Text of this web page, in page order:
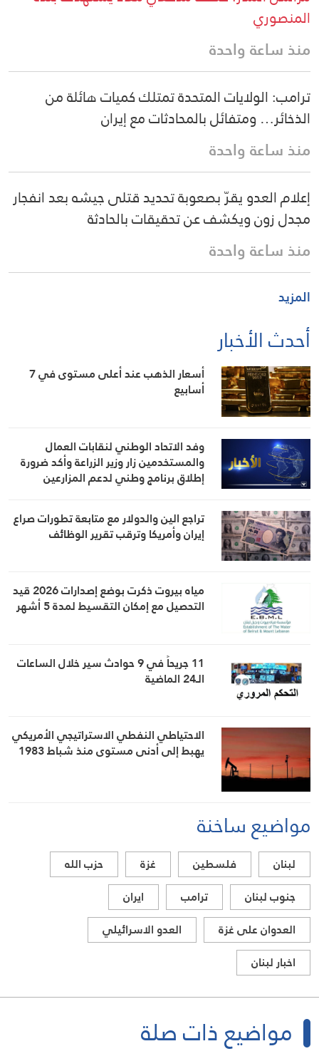
المنصوري
منذ ساعة واحدة
ترامب: الولايات المتحدة تمتلك كميات هائلة من
الذخائر… ومتفائل بالمحادثات مع إيران
منذ ساعة واحدة
إعلام العدو يقرّ بصعوبة تحديد قتلى جيشه بعد انفجار
مجدل زون ويكشف عن تحقيقات بالحادثة
منذ ساعة واحدة
المزيد
أحدث الأخبار
أسعار الذهب عند أعلى مستوى في 7
أسابيع
وفد الاتحاد الوطني لنقابات العمال
والمستخدمين زار وزير الزراعة وأكد ضرورة
إطلاق برنامج وطني لدعم المزارعين
تراجع الين والدولار مع متابعة تطورات صراع
إيران وأمريكا وترقب تقرير الوظائف
مياه بيروت ذكرت بوضع إصدارات 2026 قيد
التحصيل مع إمكان التقسيط لمدة 5 أشهر
11 جريحاً في 9 حوادث سير خلال الساعات
الـ24 الماضية
الاحتياطي النفطي الاستراتيجي الأمريكي
يهبط إلى أدنى مستوى منذ شباط 1983
مواضيع ساخنة
لبنان فلسطين غزة
حزب الله
جنوب لبنان
ترامب
ايران
العدوان على غزة
العدو الاسرائيلي
اخبار لبنان
مواضيع ذات صلة